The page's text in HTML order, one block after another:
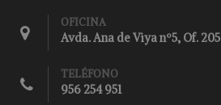
OFICINA
Avda. Ana de Viya nº5, Of. 205
TELÉFONO
956 254 951